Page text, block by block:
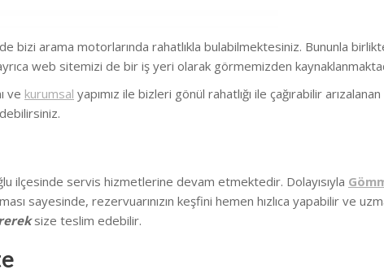
bizi arama motorlarında rahatlıkla bulabilmektesiniz. Bununla
web sitemizi de bir iş yeri olarak görmemizden
ve kurumsal yapımız ile bizleri gönül rahatlığı ile çağırabilir arızalanan
ilçesinde servis hizmetlerine devam etmektedir. Dolayısıyla
sayesinde, rezervuarınızın keşfini hemen hızlıca yapabilir ve
size teslim edebilir.